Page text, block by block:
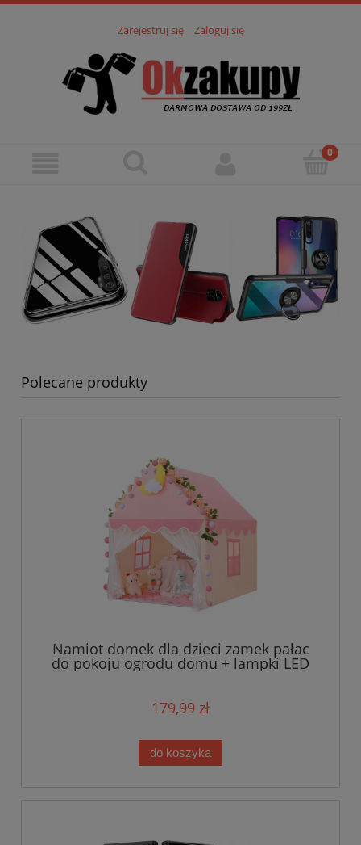
Zarejestruj się Zaloguj się
Polecane produkty
Namiot domek dla dzieci zamek pałac
do pokoju ogrodu domu + lampki LED
179,99 zł
do koszyka